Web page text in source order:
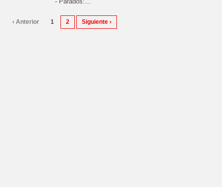
‹ Anterior 1 2 Siguiente ›